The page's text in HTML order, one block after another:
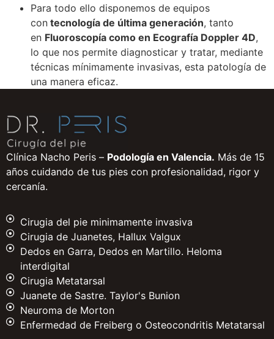
Para todo ello disponemos de equipos
con tecnología de última generación, tanto
en Fluoroscopía como en Ecografía Doppler 4D,
lo que nos permite diagnosticar y tratar, mediante
técnicas mínimamente invasivas, esta patología de
una manera eficaz.
Clínica Nacho Peris – Podología en Valencia. Más de 15
años cuidando de tus pies con profesionalidad, rigor y
cercanía.
Cirugia del pie minimamente invasiva
Cirugia de Juanetes, Hallux Valgux
Dedos en Garra, Dedos en Martillo. Heloma
interdigital
Cirugia Metatarsal
Juanete de Sastre. Taylor's Bunion
Neuroma de Morton
Enfermedad de Freiberg o Osteocondritis Metatarsal